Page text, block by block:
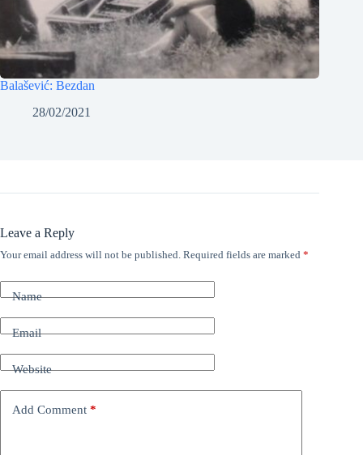
Balašević: Bezdan
28/02/2021
Leave a Reply
Your email address will not be published. Required fields are marked *
Name
Email
Website
Add Comment *